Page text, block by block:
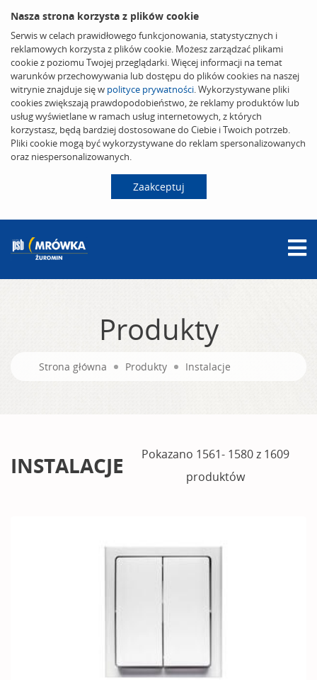
Nasza strona korzysta z plików cookie
Serwis w celach prawidłowego funkcjonowania, statystycznych i
reklamowych korzysta z plików cookie. Możesz zarządzać plikami
cookie z poziomu Twojej przeglądarki. Więcej informacji na temat
warunków przechowywania lub dostępu do plików cookies na naszej
witrynie znajduje się w polityce prywatności. Wykorzystywane pliki
cookies zwiększają prawdopodobieństwo, że reklamy produktów lub
usług wyświetlane w ramach usług internetowych, z których
korzystasz, będą bardziej dostosowane do Ciebie i Twoich potrzeb.
Pliki cookie mogą być wykorzystywane do reklam spersonalizowanych
oraz niespersonalizowanych.
Zaakceptuj
Produkty
Strona główna Produkty Instalacje
INSTALACJE
Pokazano 1561- 1580 z 1609
produktów